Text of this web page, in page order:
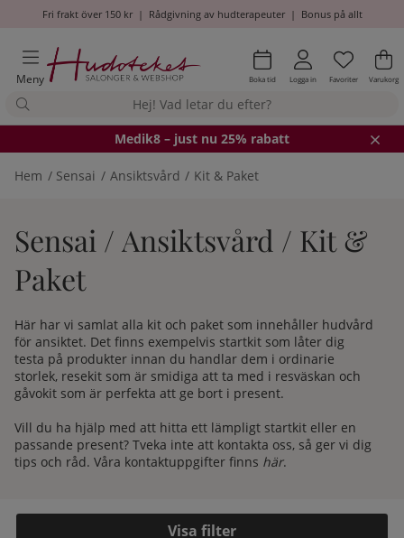
Fri frakt över 150 kr| Rådgivning av hudterapeuter| Bonus på allt
Meny Boka tid Logga in Antal i
.
Favoriter .
Varukorg
Medik8 – just nu 25% rabatt
Hem Sensai Ansiktsvård Kit & Paket
Sensai / Ansiktsvård / Kit &
Paket
Här har vi samlat alla kit och paket som innehåller hudvård
för ansiktet. Det finns exempelvis startkit som låter dig
testa på produkter innan du handlar dem i ordinarie
storlek, resekit som är smidiga att ta med i resväskan och
gåvokit som är perfekta att ge bort i present.
Vill du ha hjälp med att hitta ett lämpligt startkit eller en
passande present? Tveka inte att kontakta oss, så ger vi dig
tips och råd. Våra kontaktuppgifter finns här.
Filtrera